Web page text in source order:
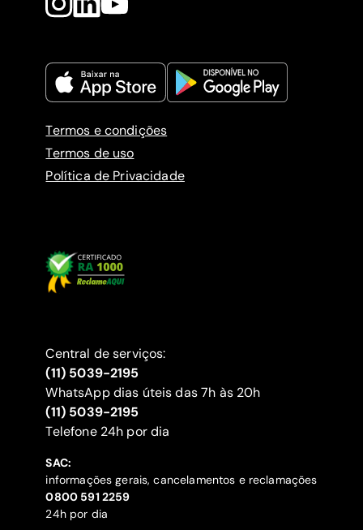
Termos e condições
Termos de uso
Política de Privacidade
Central de serviços:
(11) 5039-2195
WhatsApp dias úteis das 7h às 20h
(11) 5039-2195
‍Telefone 24h por dia
SAC:
informações gerais, cancelamentos e reclamações
‍0800 591 2259
24h por dia